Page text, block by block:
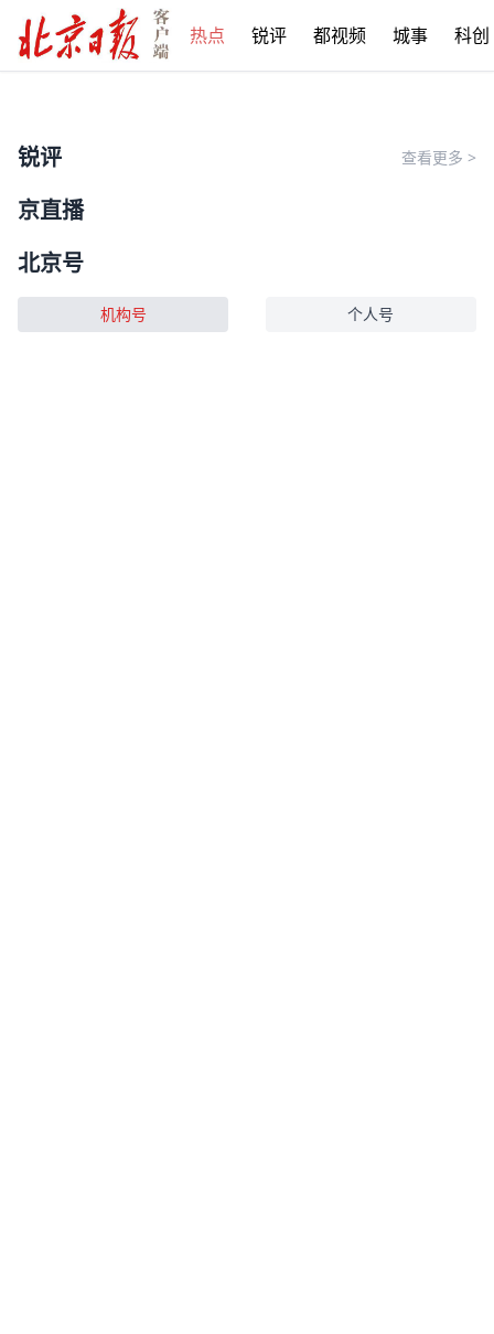
热点 锐评 都视频 城事 科创
锐评 查看更多 >
京直播
北京号
机构号 个人号